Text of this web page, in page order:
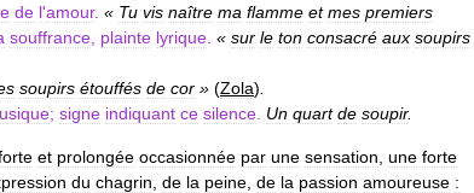
de l'amour. « Tu vis naître ma flamme et mes premiers
souffrance plainte lyrique « sur le ton consacré aux soupirs
soupirs étouffés de cor » (Zola)
; signe indiquant ce silence Un quart de soupir.
et prolongée occasionnée par une sensation une forte
du chagrin de la peine de la passion amoureuse :